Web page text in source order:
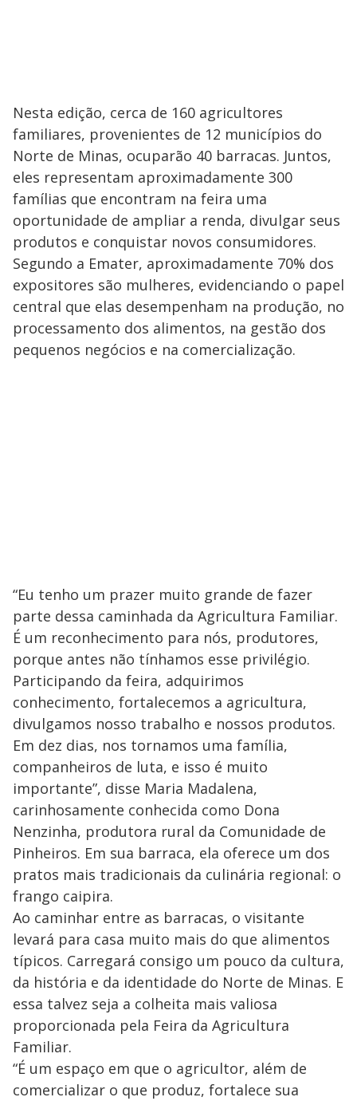
Nesta edição, cerca de 160 agricultores
familiares, provenientes de 12 municípios do
Norte de Minas, ocuparão 40 barracas. Juntos,
eles representam aproximadamente 300
famílias que encontram na feira uma
oportunidade de ampliar a renda, divulgar seus
produtos e conquistar novos consumidores.
Segundo a Emater, aproximadamente 70% dos
expositores são mulheres, evidenciando o papel
central que elas desempenham na produção, no
processamento dos alimentos, na gestão dos
pequenos negócios e na comercialização.
“Eu tenho um prazer muito grande de fazer
parte dessa caminhada da Agricultura Familiar.
É um reconhecimento para nós, produtores,
porque antes não tínhamos esse privilégio.
Participando da feira, adquirimos
conhecimento, fortalecemos a agricultura,
divulgamos nosso trabalho e nossos produtos.
Em dez dias, nos tornamos uma família,
companheiros de luta, e isso é muito
importante”, disse Maria Madalena,
carinhosamente conhecida como Dona
Nenzinha, produtora rural da Comunidade de
Pinheiros. Em sua barraca, ela oferece um dos
pratos mais tradicionais da culinária regional: o
frango caipira.
Ao caminhar entre as barracas, o visitante
levará para casa muito mais do que alimentos
típicos. Carregará consigo um pouco da cultura,
da história e da identidade do Norte de Minas. E
essa talvez seja a colheita mais valiosa
proporcionada pela Feira da Agricultura
Familiar.
“É um espaço em que o agricultor, além de
comercializar o que produz, fortalece sua